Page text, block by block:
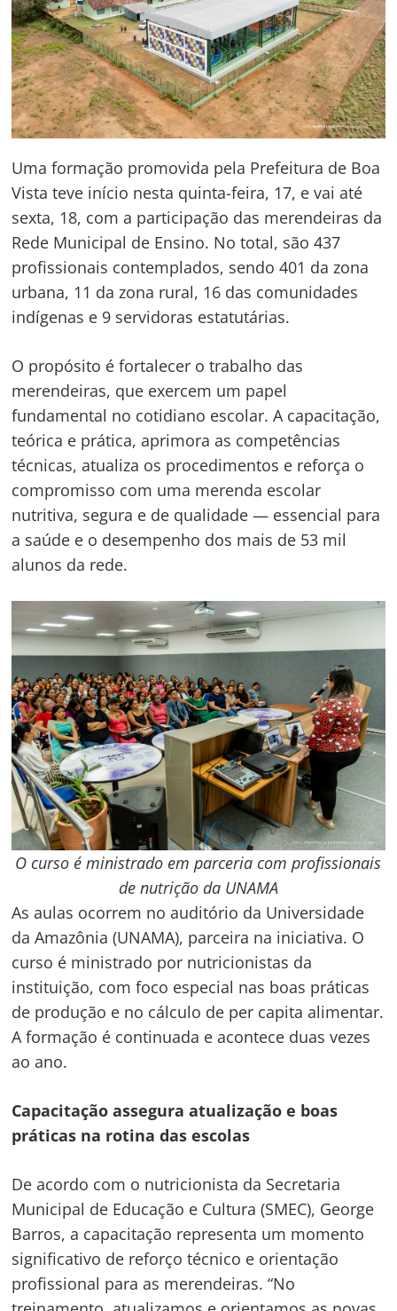
Uma formação promovida pela Prefeitura de Boa
Vista teve início nesta quinta-feira, 17, e vai até
sexta, 18, com a participação das merendeiras da
Rede Municipal de Ensino. No total, são 437
profissionais contemplados, sendo 401 da zona
urbana, 11 da zona rural, 16 das comunidades
indígenas e 9 servidoras estatutárias.
O propósito é fortalecer o trabalho das
merendeiras, que exercem um papel
fundamental no cotidiano escolar. A capacitação,
teórica e prática, aprimora as competências
técnicas, atualiza os procedimentos e reforça o
compromisso com uma merenda escolar
nutritiva, segura e de qualidade — essencial para
a saúde e o desempenho dos mais de 53 mil
alunos da rede.
O curso é ministrado em parceria com profissionais
de nutrição da UNAMA
As aulas ocorrem no auditório da Universidade
da Amazônia (UNAMA), parceira na iniciativa. O
curso é ministrado por nutricionistas da
instituição, com foco especial nas boas práticas
de produção e no cálculo de per capita alimentar.
A formação é continuada e acontece duas vezes
ao ano.
Capacitação assegura atualização e boas
práticas na rotina das escolas
De acordo com o nutricionista da Secretaria
Municipal de Educação e Cultura (SMEC), George
Barros, a capacitação representa um momento
significativo de reforço técnico e orientação
profissional para as merendeiras. “No